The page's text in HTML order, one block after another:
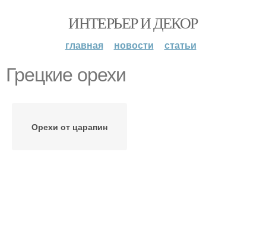
ИНТЕРЬЕР И ДЕКОР
главная новости статьи
Грецкие орехи
Орехи от царапин